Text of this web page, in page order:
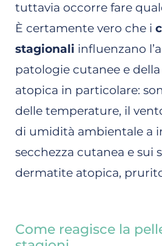
tuttavia occorre fare
È certamente vero che i
stagionali influenzano
patologie cutanee e
atopica in particolare:
delle temperature, il
di umidità ambientale a
secchezza cutanea e sui
dermatite atopica,
Come reagisce la